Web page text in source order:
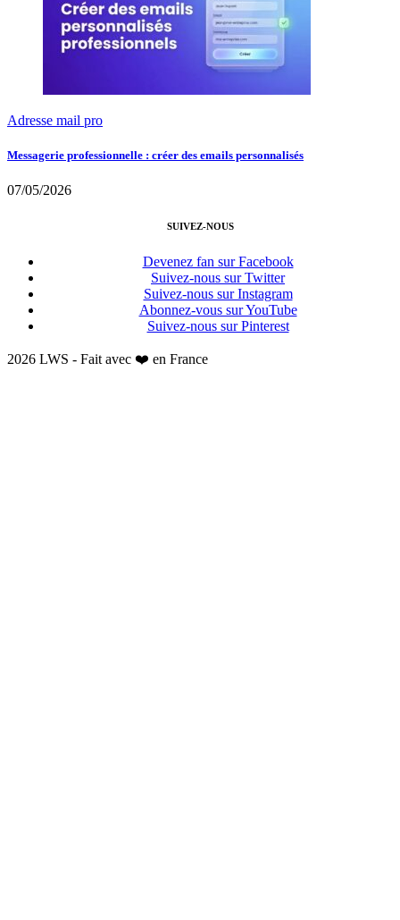
Adresse mail pro
Messagerie professionnelle : créer des emails personnalisés
07/05/2026
SUIVEZ-NOUS
Devenez fan sur Facebook
Suivez-nous sur Twitter
Suivez-nous sur Instagram
Abonnez-vous sur YouTube
Suivez-nous sur Pinterest
2026 LWS - Fait avec ❤️ en France